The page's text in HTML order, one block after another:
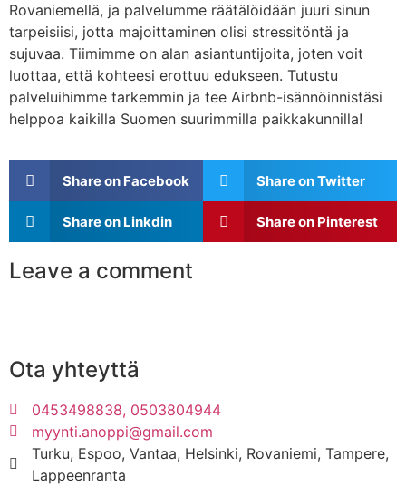
Rovaniemellä, ja palvelumme räätälöidään juuri sinun
tarpeisiisi, jotta majoittaminen olisi stressitöntä ja
sujuvaa. Tiimimme on alan asiantuntijoita, joten voit
luottaa, että kohteesi erottuu edukseen. Tutustu
palveluihimme tarkemmin ja tee Airbnb-isännöinnistäsi
helppoa kaikilla Suomen suurimmilla paikkakunnilla!
Share on Facebook Share on Twitter
Share on Linkdin Share on Pinterest
Leave a comment
Ota yhteyttä
0453498838, 0503804944
myynti.anoppi@gmail.com
Turku, Espoo, Vantaa, Helsinki, Rovaniemi, Tampere,
Lappeenranta